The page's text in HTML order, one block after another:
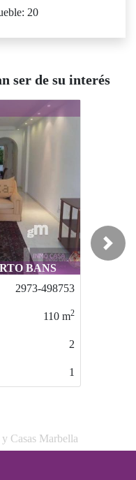
20
ser de su interés
498753
m2
/ LA ALQUERIA
2022-34354583
Next
Casas Marbella